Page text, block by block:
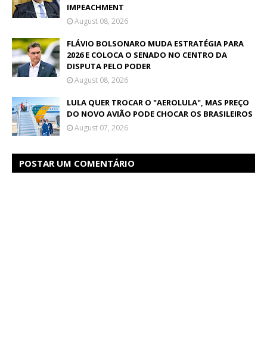
IMPEACHMENT
August 08, 2026
FLÁVIO BOLSONARO MUDA ESTRATÉGIA PARA
2026 E COLOCA O SENADO NO CENTRO DA
DISPUTA PELO PODER
August 08, 2026
LULA QUER TROCAR O "AEROLULA", MAS PREÇO
DO NOVO AVIÃO PODE CHOCAR OS BRASILEIROS
August 07, 2026
POSTAR UM COMENTÁRIO